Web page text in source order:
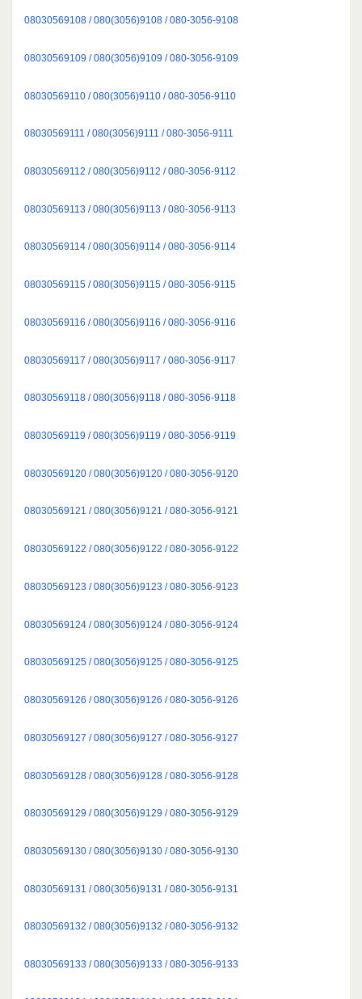
08030569108 / 080(3056)9108 / 080-3056-9108
08030569109 / 080(3056)9109 / 080-3056-9109
08030569110 / 080(3056)9110 / 080-3056-9110
08030569111 / 080(3056)9111 / 080-3056-9111
08030569112 / 080(3056)9112 / 080-3056-9112
08030569113 / 080(3056)9113 / 080-3056-9113
08030569114 / 080(3056)9114 / 080-3056-9114
08030569115 / 080(3056)9115 / 080-3056-9115
08030569116 / 080(3056)9116 / 080-3056-9116
08030569117 / 080(3056)9117 / 080-3056-9117
08030569118 / 080(3056)9118 / 080-3056-9118
08030569119 / 080(3056)9119 / 080-3056-9119
08030569120 / 080(3056)9120 / 080-3056-9120
08030569121 / 080(3056)9121 / 080-3056-9121
08030569122 / 080(3056)9122 / 080-3056-9122
08030569123 / 080(3056)9123 / 080-3056-9123
08030569124 / 080(3056)9124 / 080-3056-9124
08030569125 / 080(3056)9125 / 080-3056-9125
08030569126 / 080(3056)9126 / 080-3056-9126
08030569127 / 080(3056)9127 / 080-3056-9127
08030569128 / 080(3056)9128 / 080-3056-9128
08030569129 / 080(3056)9129 / 080-3056-9129
08030569130 / 080(3056)9130 / 080-3056-9130
08030569131 / 080(3056)9131 / 080-3056-9131
08030569132 / 080(3056)9132 / 080-3056-9132
08030569133 / 080(3056)9133 / 080-3056-9133